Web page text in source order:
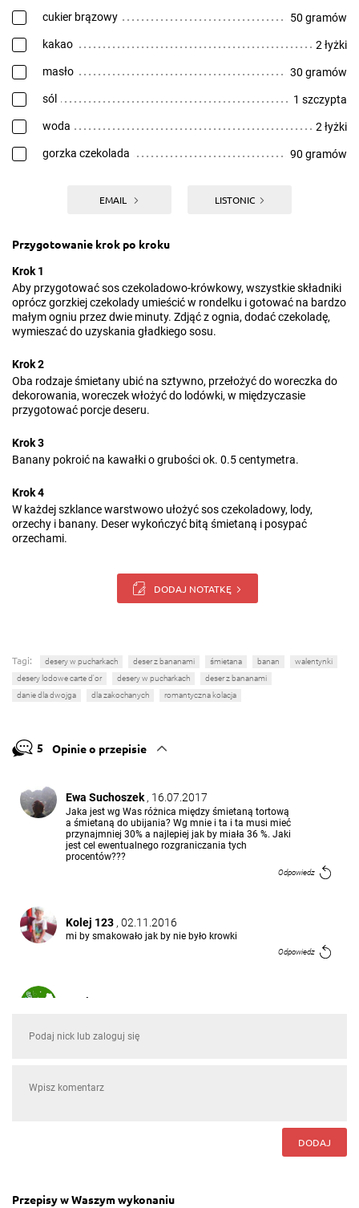
cukier brązowy 50 gramów
kakao 2 łyżki
masło 30 gramów
sól 1 szczypta
woda 2 łyżki
gorzka czekolada 90 gramów
EMAIL LISTONIC
Przygotowanie krok po kroku
Krok 1
Aby przygotować sos czekoladowo-krówkowy, wszystkie składniki
oprócz gorzkiej czekolady umieścić w rondelku i gotować na bardzo
małym ogniu przez dwie minuty. Zdjąć z ognia, dodać czekoladę,
wymieszać do uzyskania gładkiego sosu.
Krok 2
Oba rodzaje śmietany ubić na sztywno, przełożyć do woreczka do
dekorowania, woreczek włożyć do lodówki, w międzyczasie
przygotować porcje deseru.
Krok 3
Banany pokroić na kawałki o grubości ok. 0.5 centymetra.
Krok 4
W każdej szklance warstwowo ułożyć sos czekoladowy, lody,
orzechy i banany. Deser wykończyć bitą śmietaną i posypać
orzechami.
DODAJ NOTATKĘ
Tagi: desery w pucharkach deser z bananami śmietana banan
walentynki
desery lodowe carte d'or
desery w pucharkach
deser z bananami
danie dla dwojga
dla zakochanych romantyczna kolacja
5 Opinie o przepisie
Ewa Suchoszek, 16.07.2017
Jaka jest wg Was różnica między śmietaną tortową
a śmietaną do ubijania? Wg mnie i ta i ta musi mieć
przynajmniej 30% a najlepiej jak by miała 36 %. Jaki
jest cel ewentualnego rozgraniczania tych
procentów???
Odpowiedz
Kolej 123 , 02.11.2016
mi by smakowało jak by nie było krowki
Odpowiedz
Mariusz Bo
Magda Strychalska
DODAJ
Przepisy w Waszym wykonaniu